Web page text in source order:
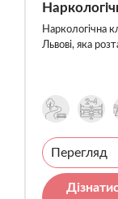
Наркологічна
Львові, яка
Перегляд